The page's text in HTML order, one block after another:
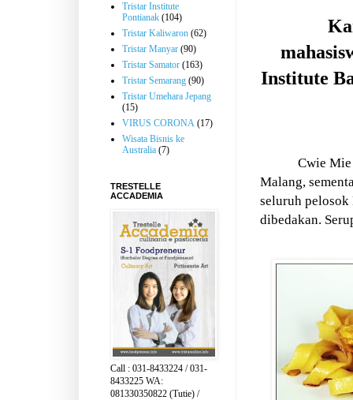
Institute
Cwie Mie
Malang,
seluruh
dibedakan.
Tristar Institute
Pontianak (104)
Tristar Kaliwaron (62)
Tristar Manyar (90)
Tristar Samator (163)
Tristar Semarang (90)
Tristar Umehara Jepang
(15)
VIRUS CORONA (17)
Wisata Bisnis ke
Australia (7)
TRESTELLE
ACCADEMIA
Call : 031-8433224 / 031-
8433225 WA:
081330350822 (Tutie) /